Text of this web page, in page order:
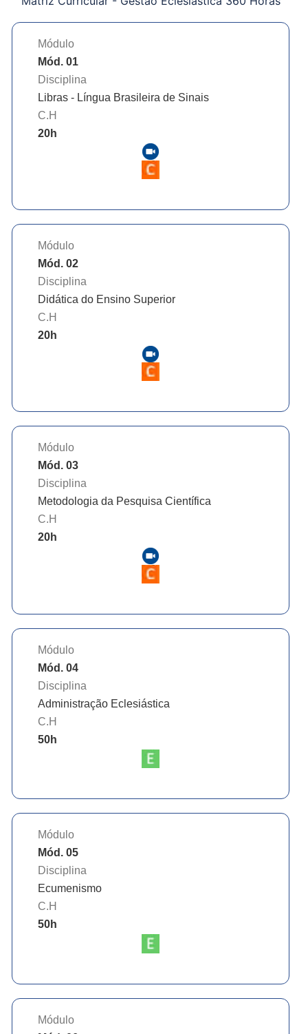
Módulo
Mód. 01
Disciplina
Libras - Língua Brasileira de Sinais
C.H
20h
Módulo
Mód. 02
Disciplina
Didática do Ensino Superior
C.H
20h
Módulo
Mód. 03
Disciplina
Metodologia da Pesquisa Científica
C.H
20h
Módulo
Mód. 04
Disciplina
Administração Eclesiástica
C.H
50h
Módulo
Mód. 05
Disciplina
Ecumenismo
C.H
50h
Módulo